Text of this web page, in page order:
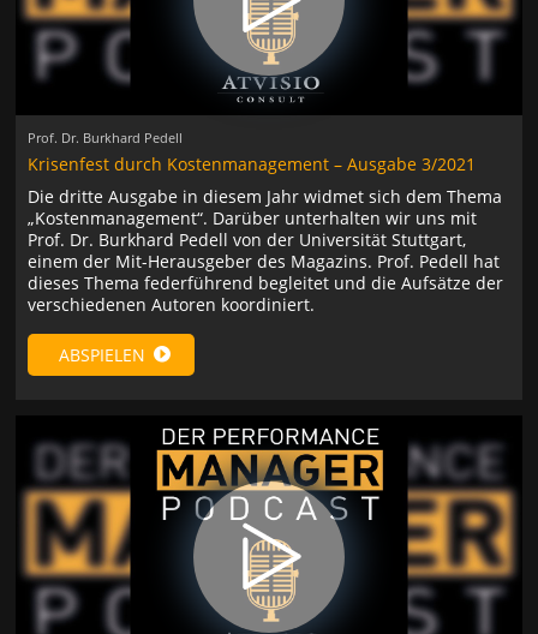
Prof. Dr. Burkhard Pedell
Krisenfest durch Kostenmanagement – Ausgabe 3/2021
Die dritte Ausgabe in diesem Jahr widmet sich dem Thema
„Kostenmanagement“. Darüber unterhalten wir uns mit
Prof. Dr. Burkhard Pedell von der Universität Stuttgart,
einem der Mit-Herausgeber des Magazins. Prof. Pedell hat
dieses Thema federführend begleitet und die Aufsätze der
verschiedenen Autoren koordiniert.
ABSPIELEN